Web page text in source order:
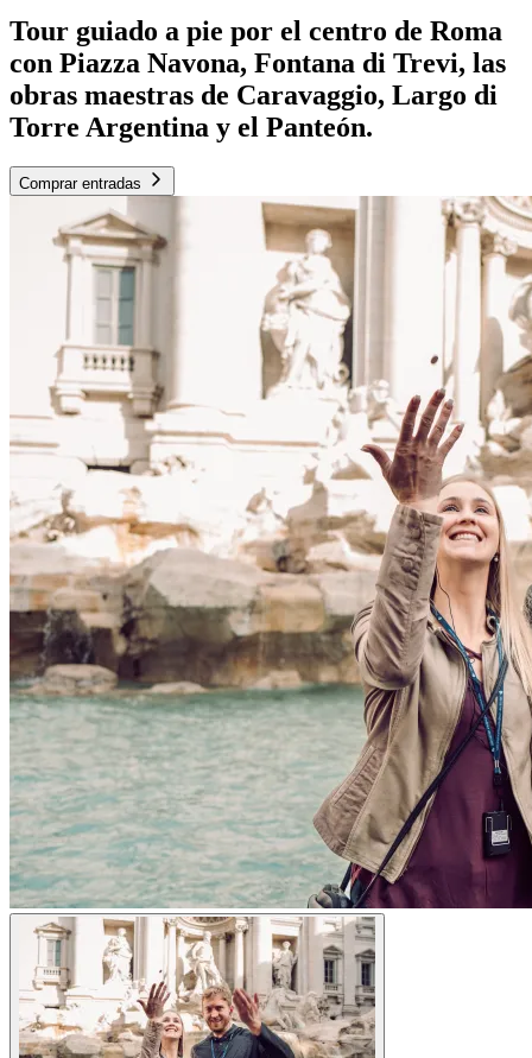
Tour guiado a pie por el centro de Roma
con Piazza Navona, Fontana di Trevi, las
obras maestras de Caravaggio, Largo di
Torre Argentina y el Panteón.
Comprar entradas